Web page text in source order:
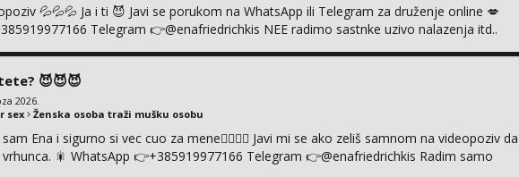
💦💦💦 Ja i ti 😈 Javi se porukom na WhatsApp ili Telegram za druženje online 💋
Telegram 👉@enafriedrichkis NEE radimo sastnke uzivo nalazenja itd..
😈😈😈
2026.
sex Ženska osoba traži mušku osobu
sam Ena i sigurno si vec cuo za mene❤️‍🔥❤️‍🔥 Javi mi se ako zeliš samnom na videopoziv da
🎇 WhatsApp 👉+385919977166 Telegram 👉@enafriedrichkis Radim samo